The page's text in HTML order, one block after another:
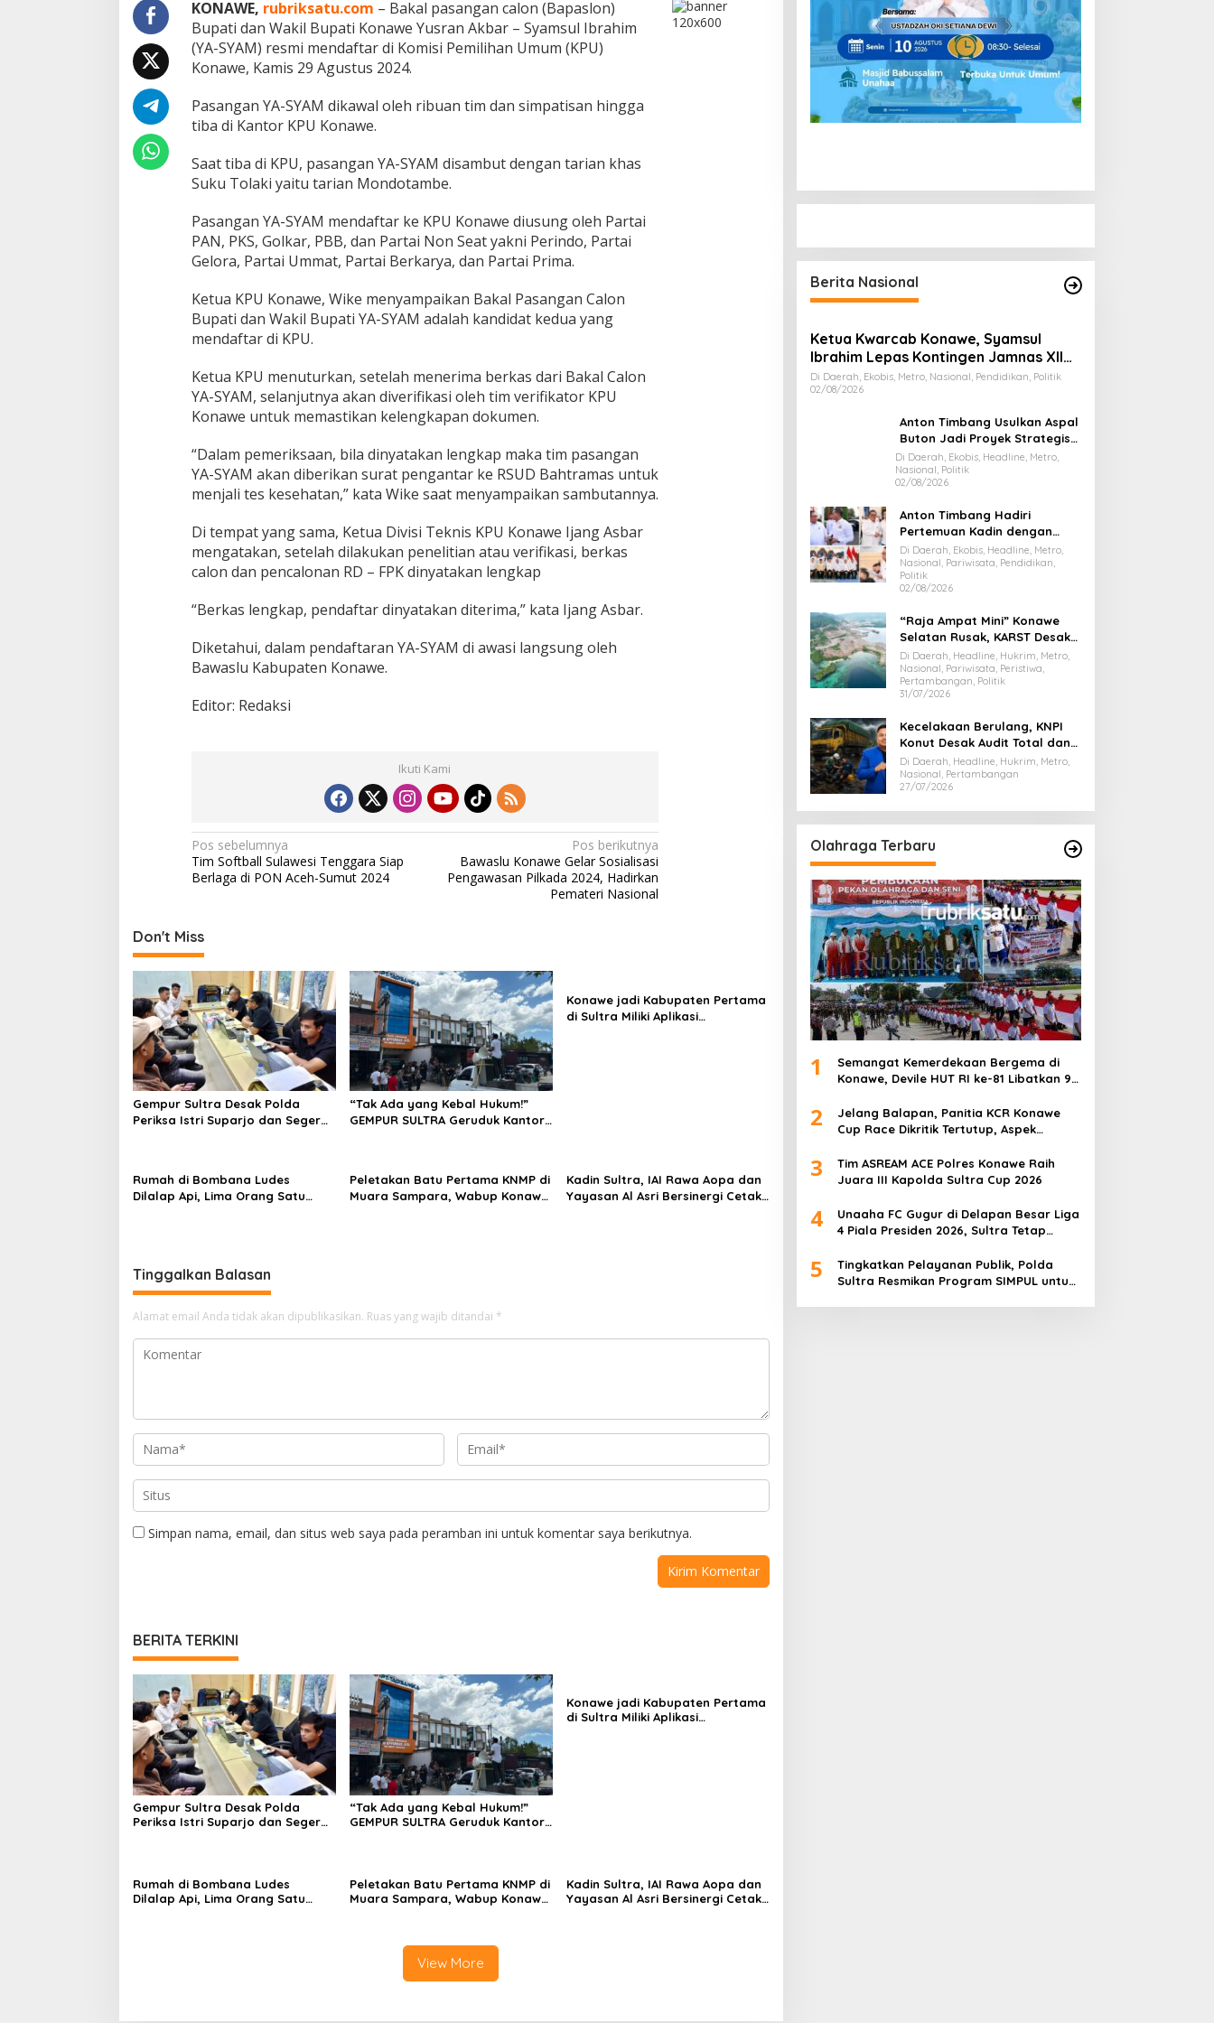
w
a
l
R
u
a
n
m
a
t
i
s
n
KONAWE, rubriksatu.com – Bakal pasangan calon (Bapaslon)
Bupati dan Wakil Bupati Konawe Yusran Akbar – Syamsul Ibrahim
(YA-SYAM) resmi mendaftar di Komisi Pemilihan Umum (KPU)
Konawe, Kamis 29 Agustus 2024.
Pasangan YA-SYAM dikawal oleh ribuan tim dan simpatisan hingga
tiba di Kantor KPU Konawe.
Saat tiba di KPU, pasangan YA-SYAM disambut dengan tarian khas
Suku Tolaki yaitu tarian Mondotambe.
Pasangan YA-SYAM mendaftar ke KPU Konawe diusung oleh Partai
PAN, PKS, Golkar, PBB, dan Partai Non Seat yakni Perindo, Partai
Gelora, Partai Ummat, Partai Berkarya, dan Partai Prima.
Ketua KPU Konawe, Wike menyampaikan Bakal Pasangan Calon
Bupati dan Wakil Bupati YA-SYAM adalah kandidat kedua yang
mendaftar di KPU.
Ketua KPU menuturkan, setelah menerima berkas dari Bakal Calon
YA-SYAM, selanjutnya akan diverifikasi oleh tim verifikator KPU
Konawe untuk memastikan kelengkapan dokumen.
“Dalam pemeriksaan, bila dinyatakan lengkap maka tim pasangan
YA-SYAM akan diberikan surat pengantar ke RSUD Bahtramas untuk
menjali tes kesehatan,” kata Wike saat menyampaikan sambutannya.
Di tempat yang sama, Ketua Divisi Teknis KPU Konawe Ijang Asbar
mengatakan, setelah dilakukan penelitian atau verifikasi, berkas
calon dan pencalonan RD – FPK dinyatakan lengkap
“Berkas lengkap, pendaftar dinyatakan diterima,” kata Ijang Asbar.
Diketahui, dalam pendaftaran YA-SYAM di awasi langsung oleh
Bawaslu Kabupaten Konawe.
Editor: Redaksi
Ikuti Kami
N
a
g
a
s
i
p
o
s
Pos sebelumnya
Tim Softball Sulawesi Tenggara Siap
Berlaga di PON Aceh-Sumut 2024
Pos berikutnya
Bawaslu Konawe Gelar Sosialisasi
Pengawasan Pilkada 2024, Hadirkan
Pemateri Nasional
Don't Miss
Gempur Sultra Desak Polda
Periksa Istri Suparjo dan Segera
“Tak Ada yang Kebal Hukum!”
GEMPUR SULTRA Geruduk Kantor
Konawe jadi Kabupaten Pertama
di Sultra Miliki Aplikasi
Rumah di Bombana Ludes
Dilalap Api, Lima Orang Satu
Peletakan Batu Pertama KNMP di
Muara Sampara, Wabup Konawe
Kadin Sultra, IAI Rawa Aopa dan
Yayasan Al Asri Bersinergi Cetak
Tinggalkan Balasan
Alamat email Anda tidak akan dipublikasikan. Ruas yang wajib ditandai *
Simpan nama, email, dan situs web saya pada peramban ini untuk komentar saya berikutnya.
BERITA TERKINI
Gempur Sultra Desak Polda
Periksa Istri Suparjo dan Segera
“Tak Ada yang Kebal Hukum!”
GEMPUR SULTRA Geruduk Kantor
Konawe jadi Kabupaten Pertama
di Sultra Miliki Aplikasi
Rumah di Bombana Ludes
Dilalap Api, Lima Orang Satu
Peletakan Batu Pertama KNMP di
Muara Sampara, Wabup Konawe
Kadin Sultra, IAI Rawa Aopa dan
Yayasan Al Asri Bersinergi Cetak
View More
Berita Nasional
Ketua Kwarcab Konawe, Syamsul
Ibrahim Lepas Kontingen Jamnas XII
2026
Di Daerah, Ekobis, Metro, Nasional, Pendidikan, Politik
02/08/2026
Anton Timbang Usulkan Aspal
Buton Jadi Proyek Strategis
Nasional
Di Daerah, Ekobis, Headline, Metro,
Nasional, Politik
02/08/2026
Anton Timbang Hadiri
Pertemuan Kadin dengan
Presiden Prabowo, Bawa Misi
Majukan Ekonomi Sultra
Di Daerah, Ekobis, Headline, Metro,
Nasional, Pariwisata, Pendidikan,
Politik
02/08/2026
“Raja Ampat Mini” Konawe
Selatan Rusak, KARST Desak
Gubernur Evaluasi Total
Dispar Sultra
Di Daerah, Headline, Hukrim, Metro,
Nasional, Pariwisata, Peristiwa,
Pertambangan, Politik
31/07/2026
Kecelakaan Berulang, KNPI
Konut Desak Audit Total dan
Hentikan Hauling PT SPL
Di Daerah, Headline, Hukrim, Metro,
Nasional, Pertambangan
27/07/2026
Olahraga Terbaru
1
Semangat Kemerdekaan Bergema di
Konawe, Devile HUT RI ke-81 Libatkan 98
2
Jelang Balapan, Panitia KCR Konawe
Cup Race Dikritik Tertutup, Aspek
3
Tim ASREAM ACE Polres Konawe Raih
Juara III Kapolda Sultra Cup 2026
4
Unaaha FC Gugur di Delapan Besar Liga
4 Piala Presiden 2026, Sultra Tetap
5
Tingkatkan Pelayanan Publik, Polda
Sultra Resmikan Program SIMPUL untuk